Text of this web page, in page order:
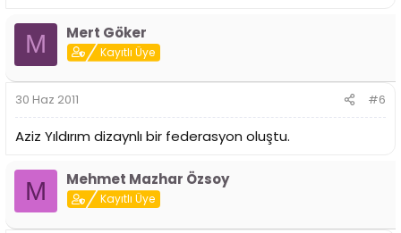
M Mert Göker
Kayıtlı Üye
30 Haz 2011 #6
Aziz Yıldırım dizaynlı bir federasyon oluştu.
M Mehmet Mazhar Özsoy
Kayıtlı Üye